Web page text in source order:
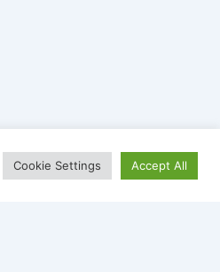
Cookie Settings Accept All